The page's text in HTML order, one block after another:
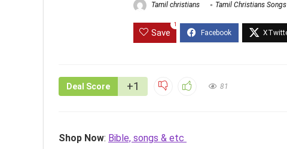
Tamil christians Tamil Christians Songs
Save
1
Deal Score +1 81
Shop Now: Bible, songs & etc